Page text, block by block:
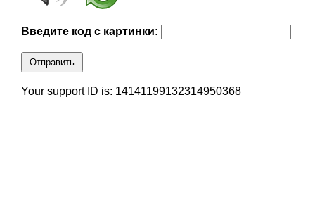
Введите код с картинки:
Отправить
Your support ID is: 14141199132314950368